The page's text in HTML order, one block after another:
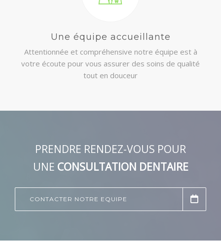
Une équipe accueillante
Attentionnée et compréhensive notre équipe est à
votre écoute pour vous assurer des soins de qualité
tout en douceur
PRENDRE RENDEZ-VOUS POUR
UNE CONSULTATION DENTAIRE
CONTACTER NOTRE EQUIPE